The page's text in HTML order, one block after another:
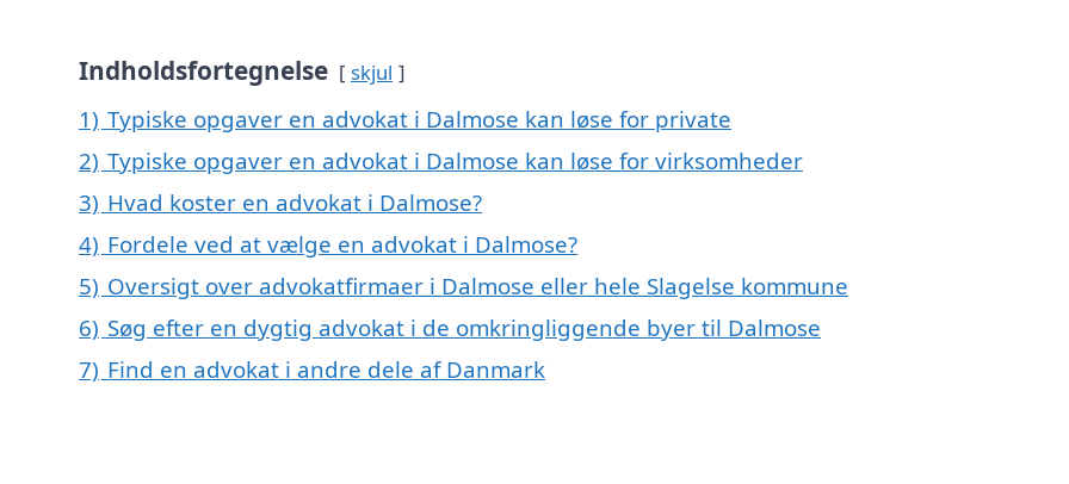
Indholdsfortegnelse skjul
1) Typiske opgaver en advokat i Dalmose kan løse for private
2) Typiske opgaver en advokat i Dalmose kan løse for virksomheder
3) Hvad koster en advokat i Dalmose?
4) Fordele ved at vælge en advokat i Dalmose?
5) Oversigt over advokatfirmaer i Dalmose eller hele Slagelse kommune
6) Søg efter en dygtig advokat i de omkringliggende byer til Dalmose
7) Find en advokat i andre dele af Danmark